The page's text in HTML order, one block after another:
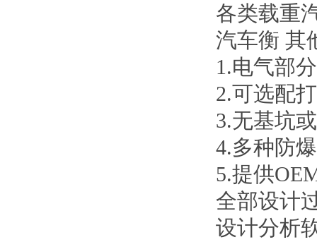
各类载重
汽车衡 其
1.电气部
2.可选配
3.无基坑
4.多种防
5.提供
全部设计
设计分析